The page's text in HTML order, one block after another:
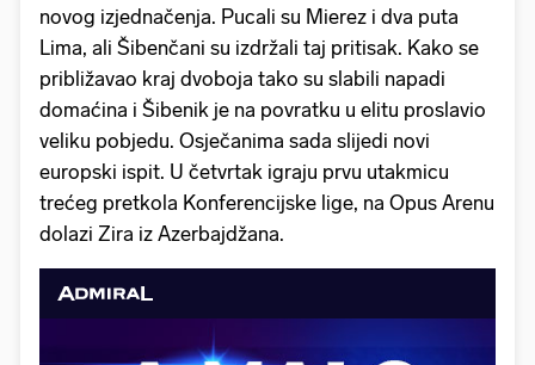
novog izjednačenja. Pucali su Mierez i dva puta
Lima, ali Šibenčani su izdržali taj pritisak. Kako se
približavao kraj dvoboja tako su slabili napadi
domaćina i Šibenik je na povratku u elitu proslavio
veliku pobjedu. Osječanima sada slijedi novi
europski ispit. U četvrtak igraju prvu utakmicu
trećeg pretkola Konferencijske lige, na Opus Arenu
dolazi Zira iz Azerbajdžana.